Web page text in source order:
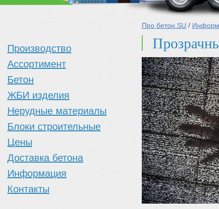
Производство
Ассортимент
Бетон
ЖБИ изделия
Нерудные материалы
Блоки строительные
Цены
Доставка бетона
Информация
Контакты
Про бетон.SU /